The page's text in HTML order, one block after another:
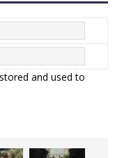
and used to